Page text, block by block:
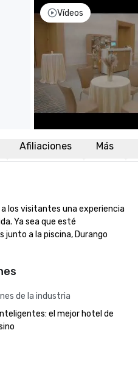
Vídeos
Afiliaciones Más
los visitantes una experiencia
Ya sea que esté
junto a la piscina, Durango
de la industria
el mejor hotel de